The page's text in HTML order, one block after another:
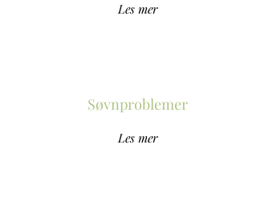
Les mer
Søvnproblemer
Les mer